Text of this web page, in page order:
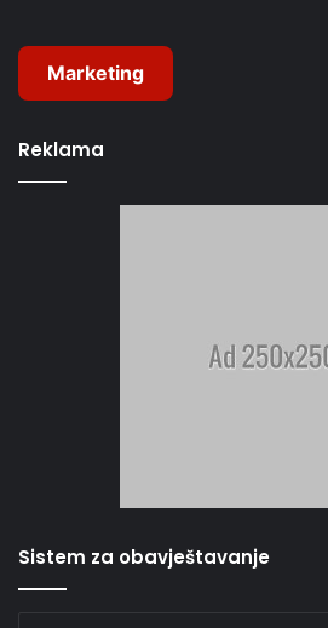
Marketing
Reklama
Sistem za obavještavanje